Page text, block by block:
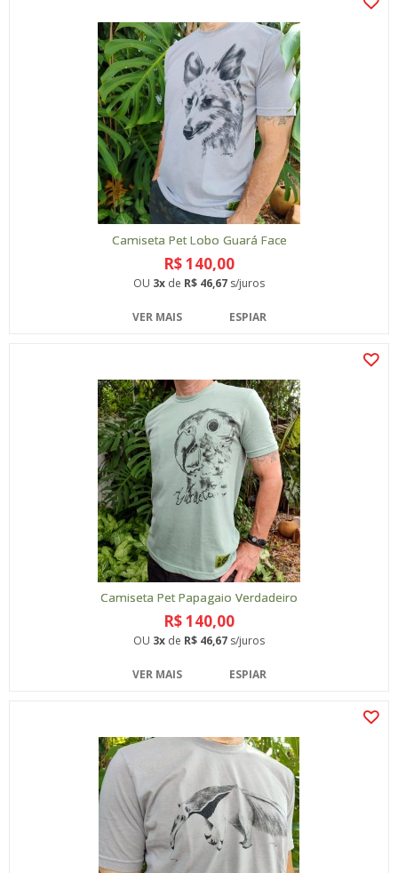
Camiseta Pet Lobo Guará Face
R$ 140,00
OU 3x de R$ 46,67 s/juros
VER MAIS ESPIAR
Camiseta Pet Papagaio Verdadeiro
R$ 140,00
OU 3x de R$ 46,67 s/juros
VER MAIS ESPIAR